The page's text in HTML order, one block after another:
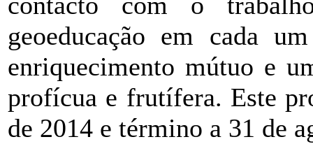
geoeducação em cada
enriquecimento mútuo e
profícua e frutífera. Este
de 2014 e término a 31 de